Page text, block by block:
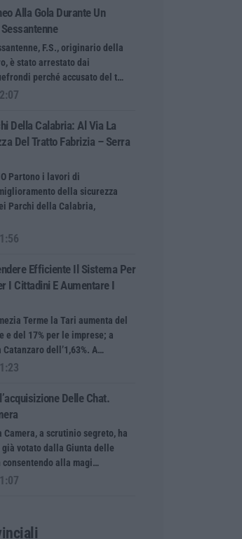
Alla Gola Durante Un
F.S., originario della
è stato arrestato dai
perché accusato del t…
Della Calabria: Al Via La
Del Tratto Fabrizia – Serra
Partono i lavori di
della sicurezza
Parchi della Calabria,
Efficiente Il Sistema Per
I Cittadini E Aumentare I
Terme la Tari aumenta del
e del 17% per le imprese; a
Catanzaro dell’1,63%. A…
Delle Chat.
Camera, a scrutinio segreto, ha
votato dalla Giunta delle
alla magi…